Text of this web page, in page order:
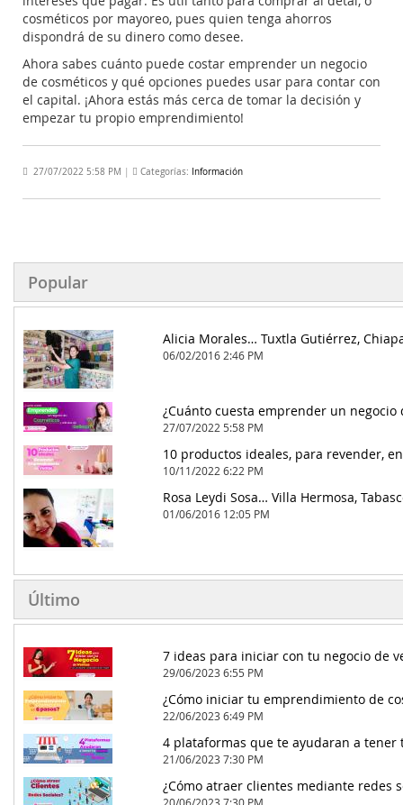
cosméticos por mayoreo, pues quien tenga ahorros
dispondrá de su dinero como desee.
Ahora sabes cuánto puede costar emprender un negocio
de cosméticos y qué opciones puedes usar para contar con
el capital. ¡Ahora estás más cerca de tomar la decisión y
empezar tu propio emprendimiento!
27/07/2022 5:58 PM Categorías: Información
Popular
Alicia Morales… Tuxtla Gutiérrez,
06/02/2016 2:46 PM
27/07/2022 5:58 PM
10/11/2022 6:22 PM
Rosa Leydi Sosa… Villa Hermosa,
01/06/2016 12:05 PM
Último
29/06/2023 6:55 PM
¿Cómo iniciar tu emprendimiento de
22/06/2023 6:49 PM
4 plataformas que te ayudaran a
21/06/2023 7:30 PM
¿Cómo atraer clientes mediante redes